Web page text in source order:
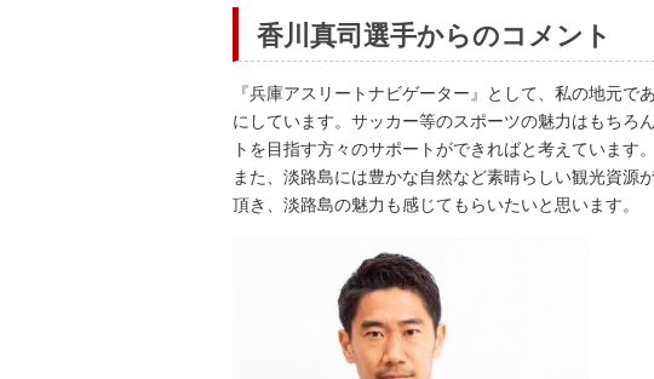
香川真司選手からのコメント
『兵庫アスリートナビゲーター』として、私の地元
にしています。サッカー等のスポーツの魅力はもちろ
トを目指す方々のサポートができればと考えています。
また、淡路島には豊かな自然など素晴らしい観光資源
頂き、淡路島の魅力も感じてもらいたいと思います。